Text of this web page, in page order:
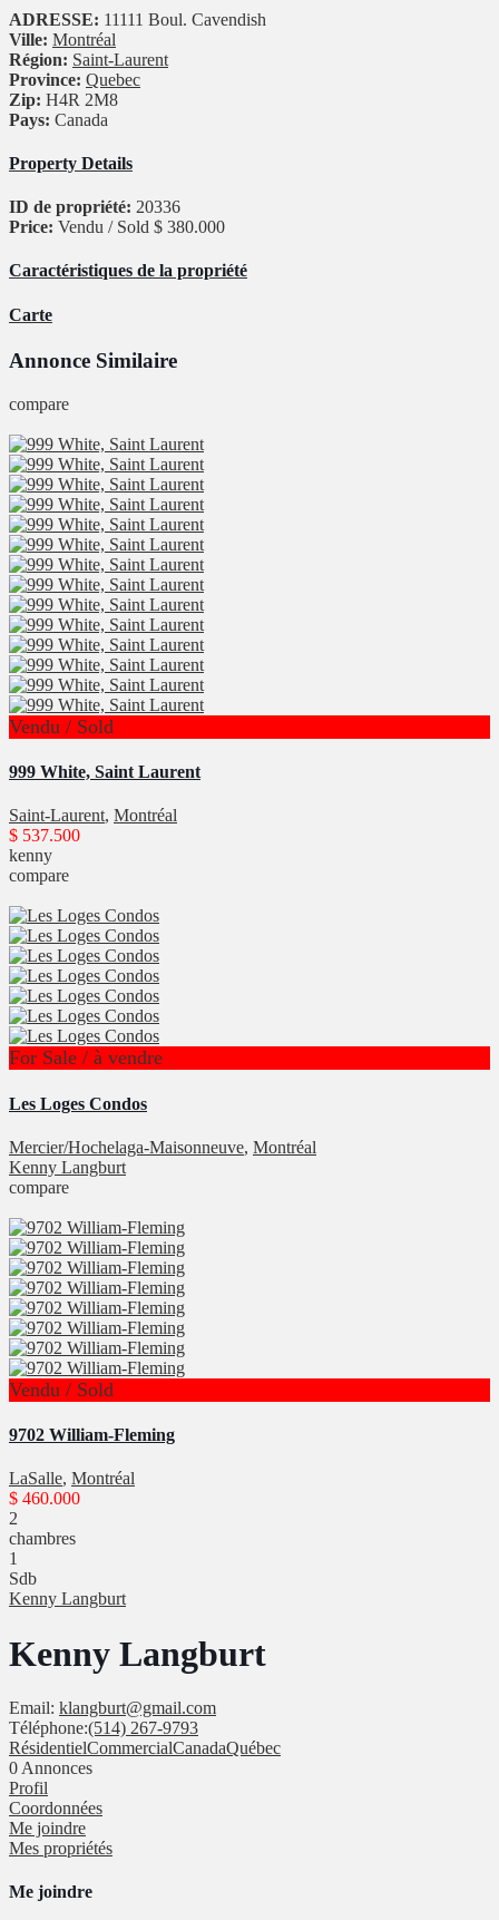
ADRESSE: 11111 Boul. Cavendish
Ville: Montréal
Région: Saint-Laurent
Province: Quebec
Zip: H4R 2M8
Pays: Canada
Property Details
ID de propriété: 20336
Price: Vendu / Sold $ 380.000
Caractéristiques de la propriété
Carte
Annonce Similaire
compare
Vendu / Sold
999 White, Saint Laurent
Saint-Laurent, Montréal
$ 537.500
kenny
compare
For Sale / à vendre
Les Loges Condos
Mercier/Hochelaga-Maisonneuve, Montréal
Kenny Langburt
compare
Vendu / Sold
9702 William-Fleming
LaSalle, Montréal
$ 460.000
2
chambres
1
Sdb
Kenny Langburt
Kenny Langburt
Email: klangburt@gmail.com
Téléphone:(514) 267-9793
RésidentielCommercialCanadaQuébec
0 Annonces
Profil
Coordonnées
Me joindre
Mes propriétés
Me joindre